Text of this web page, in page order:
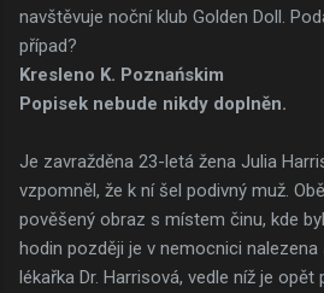
navštěvuje noční klub Golden Doll.
případ?
Kresleno K. Poznańskim
Popisek nebude nikdy doplněn.
Je zavražděna 23-letá žena Julia
vzpomněl, že k ní šel podivný muž.
pověšený obraz s místem činu, kde
hodin později je v nemocnici
lékařka Dr. Harrisová, vedle níž je